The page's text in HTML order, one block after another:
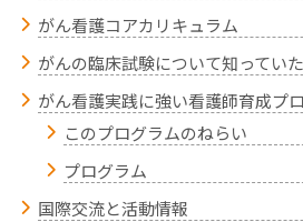
がん看護コアカリキュラム
がんの臨床試験について知ってい
がん看護実践に強い看護師育成プ
このプログラムのねらい
プログラム
国際交流と活動情報